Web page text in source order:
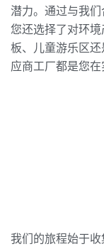
潜力。通过与我们
您还选择了对环
板、儿童游乐区
应商工厂都是您在
我们的旅程始于